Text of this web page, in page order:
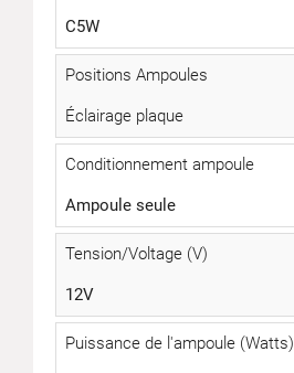
C5W
Positions Ampoules
Éclairage plaque
Conditionnement ampoule
Ampoule seule
Tension/Voltage (V)
12V
Puissance de l'ampoule (Watts)